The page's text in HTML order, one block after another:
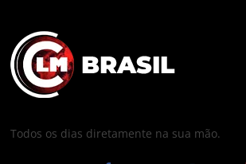
Todos os dias diretamente na sua mão.